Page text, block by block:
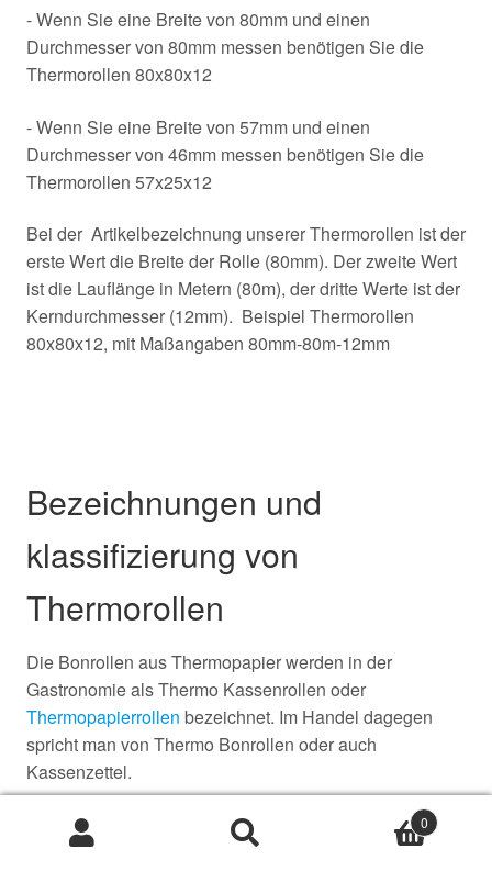
- Wenn Sie eine Breite von 80mm und einen
Durchmesser von 80mm messen benötigen Sie die
Thermorollen 80x80x12
- Wenn Sie eine Breite von 57mm und einen
Durchmesser von 46mm messen benötigen Sie die
Thermorollen 57x25x12
Bei der Artikelbezeichnung unserer Thermorollen ist der
erste Wert die Breite der Rolle (80mm). Der zweite Wert
ist die Lauflänge in Metern (80m), der dritte Werte ist der
Kerndurchmesser (12mm). Beispiel Thermorollen
80x80x12, mit Maßangaben 80mm-80m-12mm
Bezeichnungen und
klassifizierung von
Thermorollen
Die Bonrollen aus Thermopapier werden in der
Gastronomie als Thermo Kassenrollen oder
Thermopapierrollen bezeichnet. Im Handel dagegen
spricht man von Thermo Bonrollen oder auch
Kassenzettel.
Unterschiede bei der Grammatur: 0